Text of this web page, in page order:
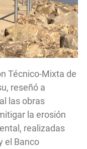
Técnico-Mixta de
reseñó a
las obras
la erosión
realizadas
el Banco